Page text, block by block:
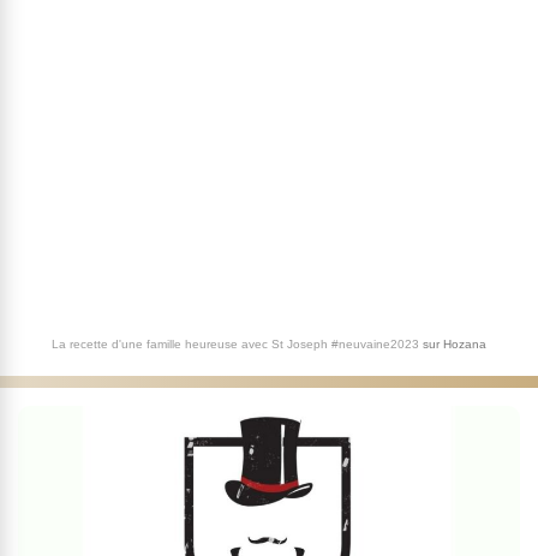
La recette d'une famille heureuse avec St Joseph #neuvaine2023 sur Hozana